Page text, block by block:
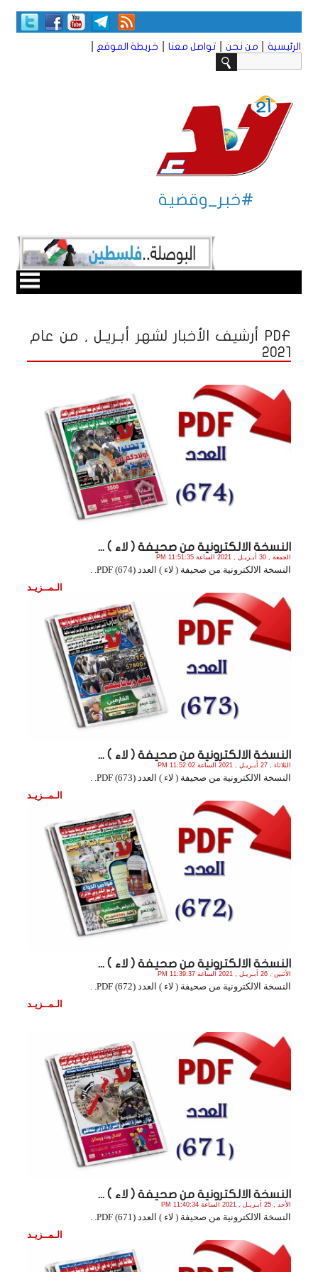
الرئيسية من نحن تواصل معنا خريطة الموقع
#خبر_وقضية
PDF أرشيف الأخبار لشهر أبـريـل , من عام
2021
النسخة الالكترونية من صحيفة ( لاء ) ...
الجمعة , 30 أبـريـل , 2021 الساعة 11:51:35 PM
النسخة الالكترونية من صحيفة ( لاء ) العدد (674) PDF. .
الـمــزيـد
النسخة الالكترونية من صحيفة ( لاء ) ...
الثلاثاء , 27 أبـريـل , 2021 الساعة 11:52:02 PM
النسخة الالكترونية من صحيفة ( لاء ) العدد (673) PDF. .
الـمــزيـد
النسخة الالكترونية من صحيفة ( لاء ) ...
الأثنين , 26 أبـريـل , 2021 الساعة 11:39:37 PM
النسخة الالكترونية من صحيفة ( لاء ) العدد (672) PDF. .
الـمــزيـد
النسخة الالكترونية من صحيفة ( لاء ) ...
الأحد , 25 أبـريـل , 2021 الساعة 11:40:34 PM
النسخة الالكترونية من صحيفة ( لاء ) العدد (671) PDF. .
الـمــزيـد